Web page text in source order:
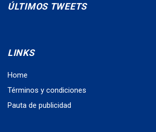
ÚLTIMOS TWEETS
LINKS
Home
Términos y condiciones
Pauta de publicidad